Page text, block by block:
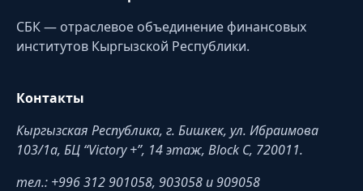
СБК — отраслевое объединение финансовых
институтов Кыргызской Республики.
Контакты
Кыргызская Республика, г. Бишкек, ул. Ибраимова
103/1a, БЦ “Victory +”, 14 этаж, Block C, 720011.
тел.: +996 312 901058, 903058 и 909058